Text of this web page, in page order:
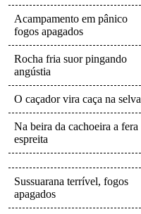
Acampamento em pânico
fogos apagados
Rocha fria suor pingando
angústia
O caçador vira caça na selva
Na beira da cachoeira a fera
espreita
Sussuarana terrível, fogos
apagados